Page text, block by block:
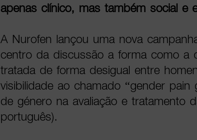
apenas clínico, mas também social e
A Nurofen lançou uma nova
centro da discussão a forma como a
tratada de forma desigual entre
visibilidade ao chamado “gender pain
de género na avaliação e tratamento
português).